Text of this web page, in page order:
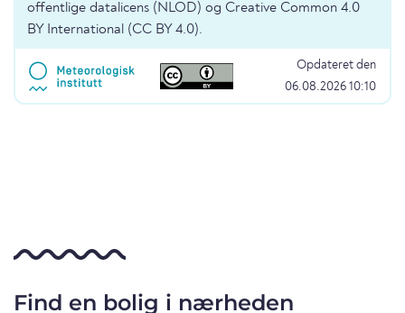
offentlige datalicens (NLOD) og Creative Common 4.0
BY International (CC BY 4.0).
Opdateret den
06.08.2026 10:10
Find en bolig i nærheden